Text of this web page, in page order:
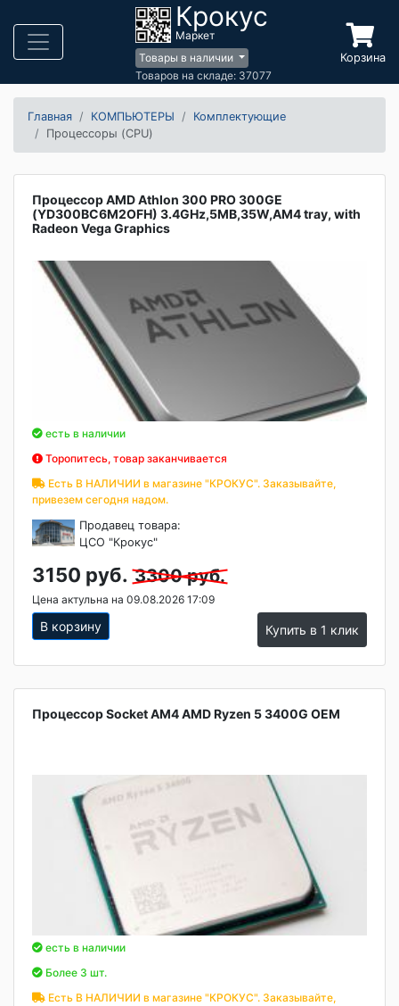
Крокус
Маркет
Товары в наличии
Товаров на складе: 37077
Корзина
Главная КОМПЬЮТЕРЫ
Комплектующие
Процессоры (CPU)
Процессор AMD Athlon 300 PRO 300GE
(YD300BC6M2OFH) 3.4GHz,5MB,35W,AM4 tray, with
Radeon Vega Graphics
есть в наличии
Торопитесь, товар заканчивается
Есть В НАЛИЧИИ в магазине "КРОКУС". Заказывайте,
привезем сегодня надом.
Продавец товара:
ЦСО "Крокус"
3150 руб. 3300 руб.
Цена актульна на 09.08.2026 17:09
В корзину Купить в 1 клик
Процессор Socket AM4 AMD Ryzen 5 3400G OEM
есть в наличии
Более 3 шт.
Есть В НАЛИЧИИ в магазине "КРОКУС". Заказывайте,